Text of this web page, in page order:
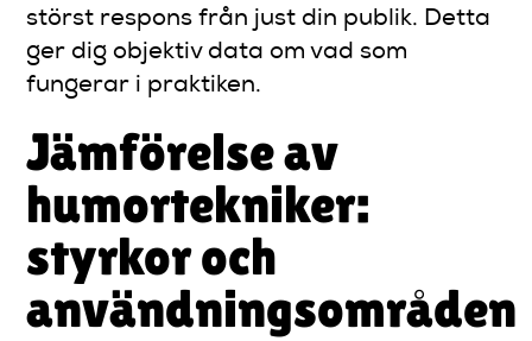
störst respons från just din publik. Detta
ger dig objektiv data om vad som
fungerar i praktiken.
Jämförelse av
humortekniker:
styrkor och
användningsområden